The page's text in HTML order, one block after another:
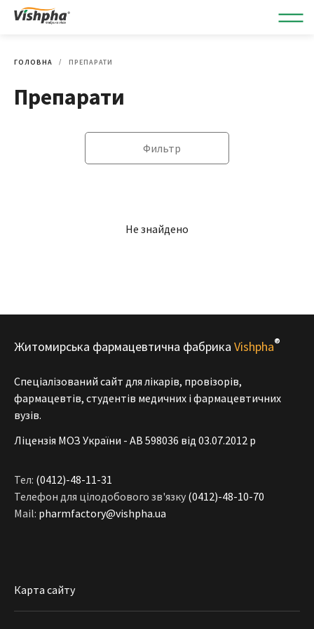
ГОЛОВНА ПРЕПАРАТИ
Препарати
Фильтр
Не знайдено
Житомирська фармацевтична фабрика Vishpha®
Спеціалізований сайт для лікарів, провізорів,
фармацевтів, студентів медичних і фармацевтичних
вузів.
Ліцензія МОЗ України - АВ 598036 від 03.07.2012 р
Тел: (0412)-48-11-31
Телефон для цілодобового зв'язку (0412)-48-10-70
Mail: pharmfactory@vishpha.ua
Карта сайту